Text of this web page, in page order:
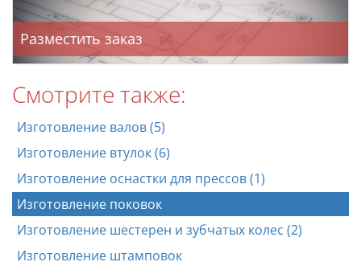
Разместить заказ
Смотрите также:
Изготовление валов (5)
Изготовление втулок (6)
Изготовление оснастки для прессов (1)
Изготовление поковок
Изготовление шестерен и зубчатых колес (2)
Изготовление штамповок